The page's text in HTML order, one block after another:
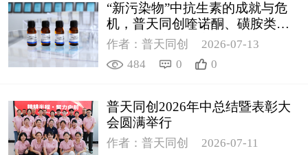
“新污染物”中抗生素的成就与危
机，普天同创喹诺酮、磺胺类质
控新品筑牢环境安全防线
作者：普天同创
2026-07-13
484
0 0
普天同创2026年中总结暨表彰大
会圆满举行
作者：普天同创
2026-07-11